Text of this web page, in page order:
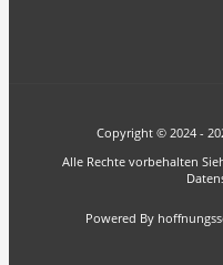
Copyright © 2024 -
Alle Rechte vorbehalten
Powered By